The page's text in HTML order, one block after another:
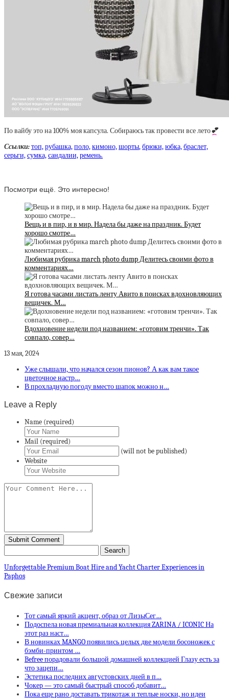
По вайбу это на 100% моя капсула. Собираюсь так провести все лето💕
Ссылки:топ,рубашка,поло,кимоно,шорты,брюки,юбка,браслет,
серьги,сумка,сандалии,ремень.
Посмотри ещё. Это интересно!
Вещь и в пир, и в мир. Надела бы даже на праздник. Будет
хорошо смотре…
Любимая рубрика march photo dump Делитесь своими фото в
комментариях…
Я готова часами листать ленту Авито в поисках вдохновляющих
вещичек. М…
Вдохновение недели под названием: «готовим тренчи». Так
совпало, совер…
13 мая, 2024
Уже слышали, что начался сезон пионов? А как вам такое
цветочное настр…
В прохладную погоду вместо шапок можно н…
Leave a Reply
Name (required)
Mail (required)
(will not be published)
Website
Unforgettable Premium Boat Hire and Yacht Charter Experiences in
Paphos
Свежие записи
Тот самый яркий акцент, образ от ЛизыСег…
Подоспела новая премиальная коллекция ZARINA / ICONIC На
этот раз наст…
В новинках MANGO появились целых две модели босоножек с
бэмби-принтом …
Befree порадовали большой домашней коллекцией Глазу есть за
что зацепи…
Эстетика последних августовских дней в п…
Чокер — это самый быстрый способ добавит…
Пока еще рано доставать трикотаж и теплые носки, но идеи